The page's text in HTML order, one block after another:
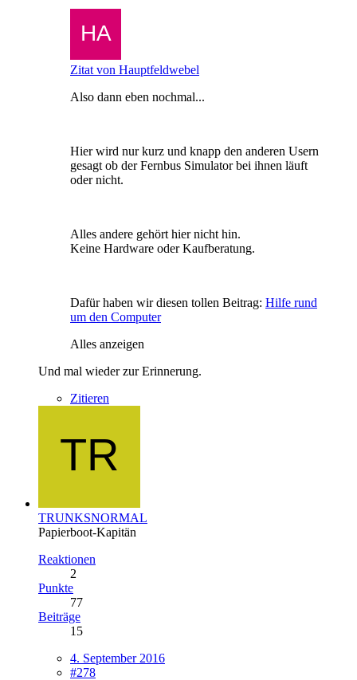
Zitat von Hauptfeldwebel
Also dann eben nochmal...
Hier wird nur kurz und knapp den anderen Usern
gesagt ob der Fernbus Simulator bei ihnen läuft
oder nicht.
Alles andere gehört hier nicht hin.
Keine Hardware oder Kaufberatung.
Dafür haben wir diesen tollen Beitrag: Hilfe rund
um den Computer
Alles anzeigen
Und mal wieder zur Erinnerung.
Zitieren
TRUNKSNORMAL
Papierboot-Kapitän
Reaktionen
2
Punkte
77
Beiträge
15
4. September 2016
#278